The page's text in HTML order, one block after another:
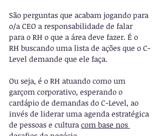
São perguntas que acabam jogando para
o/a CEO a responsabilidade de falar
para o RH o que a área deve fazer. É o
RH buscando uma lista de ações que o C-
Level demande que ele faça.
Ou seja, é o RH atuando como um
garçom corporativo, esperando o
cardápio de demandas do C-Level, ao
invés de liderar uma agenda estratégica
de pessoas e cultura com base nos